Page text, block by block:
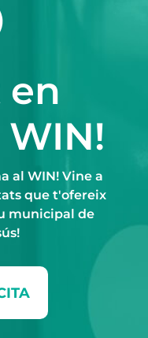
en
al WIN! Vine a
que t'ofereix
municipal de